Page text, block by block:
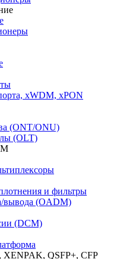
xWDM, xPON
(ONT/ONU)
(OLT)
и фильтры
вывода (OADM)
(DCM)